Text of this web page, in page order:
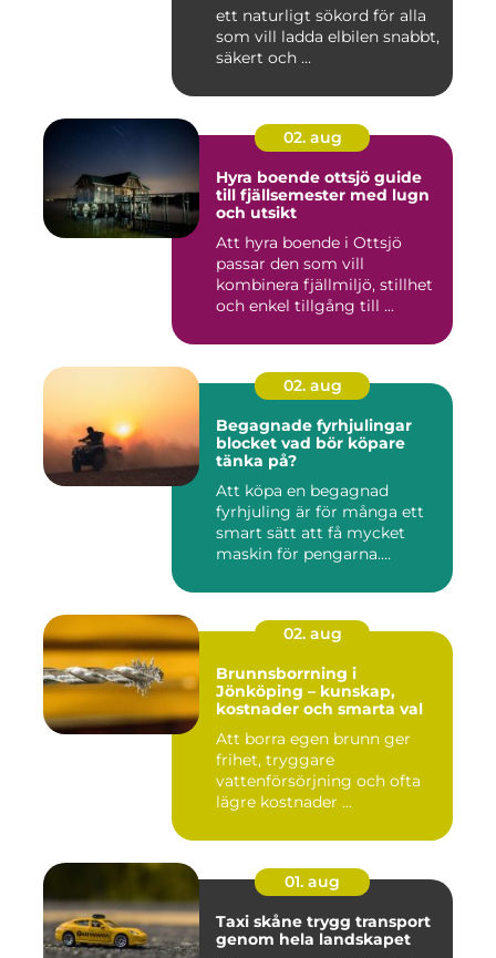
ett naturligt sökord för alla
som vill ladda elbilen snabbt,
säkert och ...
02. aug
Hyra boende ottsjö guide
till fjällsemester med lugn
och utsikt
Att hyra boende i Ottsjö
passar den som vill
kombinera fjällmiljö, stillhet
och enkel tillgång till ...
02. aug
Begagnade fyrhjulingar
blocket vad bör köpare
tänka på?
Att köpa en begagnad
fyrhjuling är för många ett
smart sätt att få mycket
maskin för pengarna.
02. aug
Brunnsborrning i
Jönköping – kunskap,
kostnader och smarta val
Att borra egen brunn ger
frihet, tryggare
vattenförsörjning och ofta
lägre kostnader ...
01. aug
Taxi skåne trygg transport
genom hela landskapet